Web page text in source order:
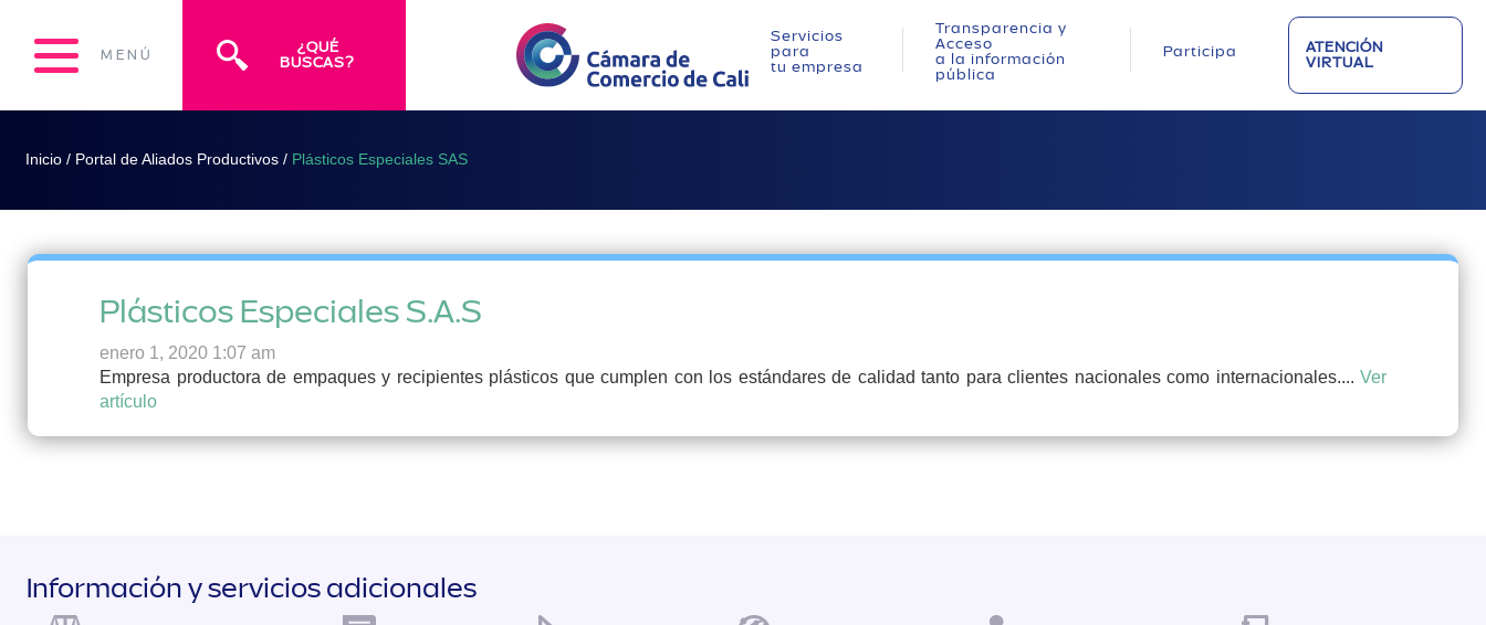
MENÚ
¿QUÉ
BUSCAS?
Servicios
para
tu empresa
Transparencia y
Acceso
a la información
pública
Participa
ATENCIÓN
VIRTUAL
Inicio / Portal de Aliados Productivos / Plásticos Especiales SAS
Plásticos Especiales S.A.S
enero 1, 2020 1:07 am
Empresa productora de empaques y recipientes plásticos que cumplen con los estándares de calidad tanto para clientes nacionales como internacionales.... Ver
artículo
Información y servicios adicionales